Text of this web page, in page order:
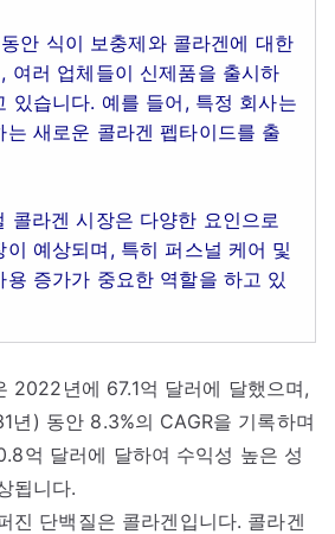
안 식이 보충제와 콜라겐에 대한
여러 업체들이 신제품을 출시하
있습니다. 예를 들어, 특정 회사는
는 새로운 콜라겐 펩타이드를 출
콜라겐 시장은 다양한 요인으로
이 예상되며, 특히 퍼스널 케어 및
용 증가가 중요한 역할을 하고 있
2022년에 67.1억 달러에 달했으며,
) 동안 8.3%의 CAGR을 기록하며
억 달러에 달하여 수익성 높은 성
됩니다.
진 단백질은 콜라겐입니다. 콜라겐